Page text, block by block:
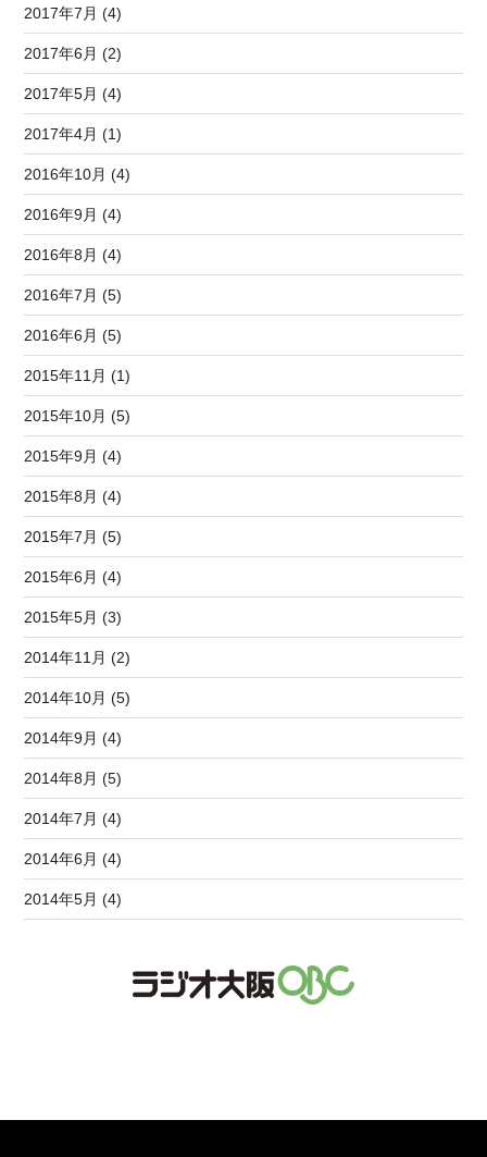
2017年7月 (4)
2017年6月 (2)
2017年5月 (4)
2017年4月 (1)
2016年10月 (4)
2016年9月 (4)
2016年8月 (4)
2016年7月 (5)
2016年6月 (5)
2015年11月 (1)
2015年10月 (5)
2015年9月 (4)
2015年8月 (4)
2015年7月 (5)
2015年6月 (4)
2015年5月 (3)
2014年11月 (2)
2014年10月 (5)
2014年9月 (4)
2014年8月 (5)
2014年7月 (4)
2014年6月 (4)
2014年5月 (4)